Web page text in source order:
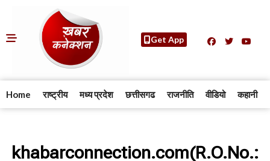
Get App
Home राष्ट्रीय मध्य प्रदेश छत्तीसगढ राजनीति वीडियो कहानी
khabarconnection.com(R.O.No.: